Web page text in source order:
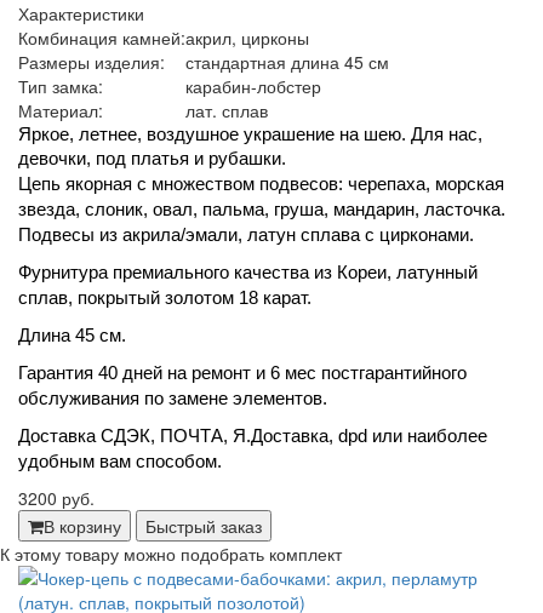
Характеристики
Комбинация камней:акрил, цирконы
Размеры изделия:
стандартная длина 45 см
Тип замка:
карабин-лобстер
Материал:
лат. сплав
Яркое, летнее, воздушное украшение на шею. Для нас,
девочки, под платья и рубашки.
Цепь якорная с множеством подвесов: черепаха, морская
звезда, слоник, овал, пальма, груша, мандарин, ласточка.
Подвесы из акрила/эмали, латун сплава с цирконами.
Фурнитура премиального качества из Кореи, латунный
сплав, покрытый золотом 18 карат.
Длина 45 см.
Гарантия 40 дней на ремонт и 6 мес постгарантийного
обслуживания по замене элементов.
Доставка СДЭК, ПОЧТА, Я.Доставка, dpd или наиболее
удобным вам способом.
3200 руб.
В корзину
Быстрый заказ
К этому товару можно подобрать комплект